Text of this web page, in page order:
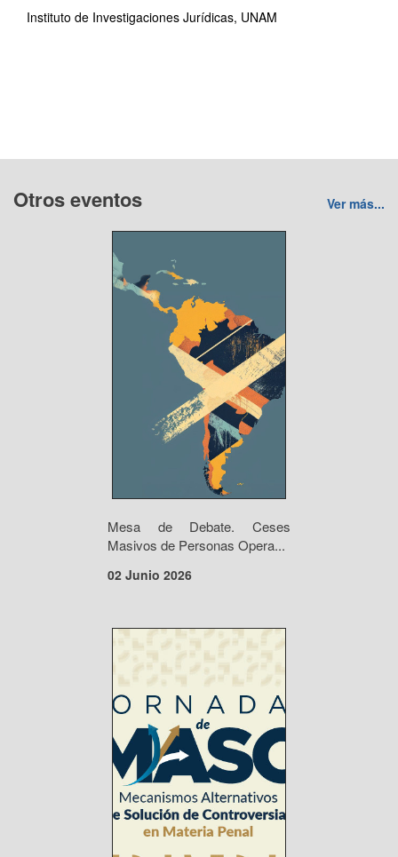
Instituto de Investigaciones Jurídicas, UNAM
Otros eventos Ver más...
Mesa de Debate. Ceses
Masivos de Personas Opera...
02 Junio 2026